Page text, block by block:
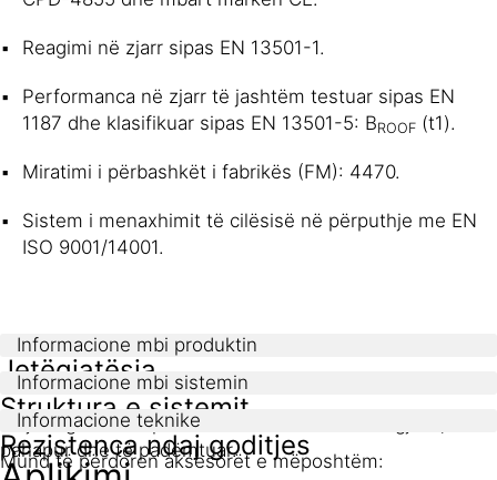
Reagimi në zjarr sipas EN 13501-1.
Performanca në zjarr të jashtëm testuar sipas EN
1187 dhe klasifikuar sipas EN 13501-5: BROOF (t1).
Miratimi i përbashkët i fabrikës (FM): 4470.
Sistem i menaxhimit të cilësisë në përputhje me EN
ISO 9001/14001.
Informacione mbi produktin
Jetëgjatësia
5 vjet nga data e prodhimit në ambalazhin origjinal, të
pahapur dhe të padëmtuar.
Informacione mbi sistemin
Struktura e sistemit
Mund të përdoren aksesorët e mëposhtëm:
Informacione teknike
Rezistenca ndaj goditjes